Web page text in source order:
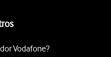
Vodafone?